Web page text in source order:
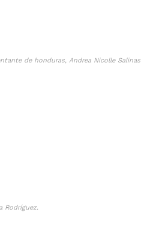
de honduras, Andrea Nicolle Salinas
Rodríguez.